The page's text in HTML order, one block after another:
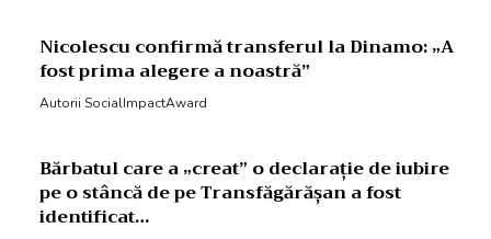
Nicolescu confirmă transferul la Dinamo: „A
fost prima alegere a noastră”
Autorii SocialImpactAward
Bărbatul care a „creat” o declarație de iubire
pe o stâncă de pe Transfăgărășan a fost
identificat…